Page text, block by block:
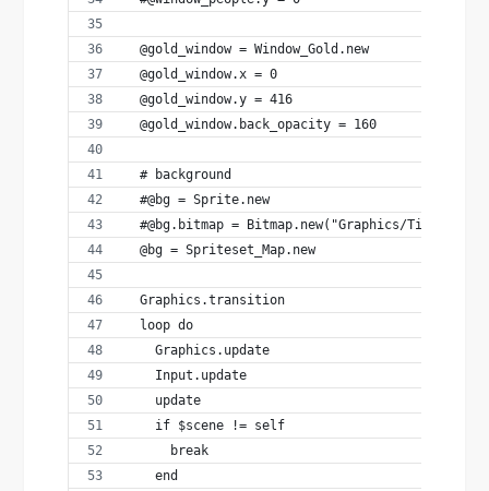
  @gold_window = Window_Gold.new
  @gold_window.x = 0
  @gold_window.y = 416
  @gold_window.back_opacity = 160
  # background
  #@bg = Sprite.new
#@bg.bitmap = Bitmap.new("Graphics/Titles/
  @bg = Spriteset_Map.new
  Graphics.transition
  loop do
    Graphics.update
    Input.update
    update
    if $scene != self
      break
    end